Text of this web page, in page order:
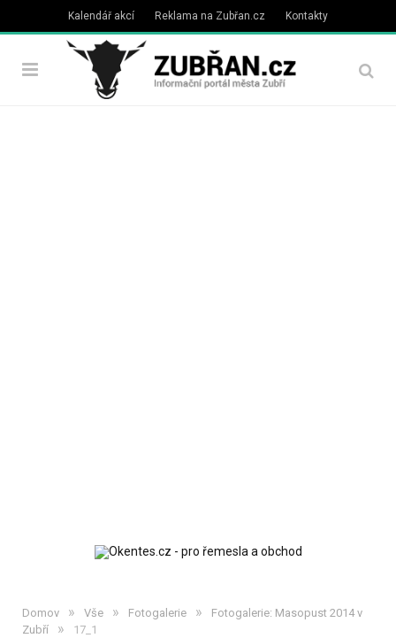
Kalendář akcí Reklama na Zubřan.cz Kontakty
Domov » Vše » Fotogalerie »
Fotogalerie: Masopust 2014 v
Zubří
» 17_1